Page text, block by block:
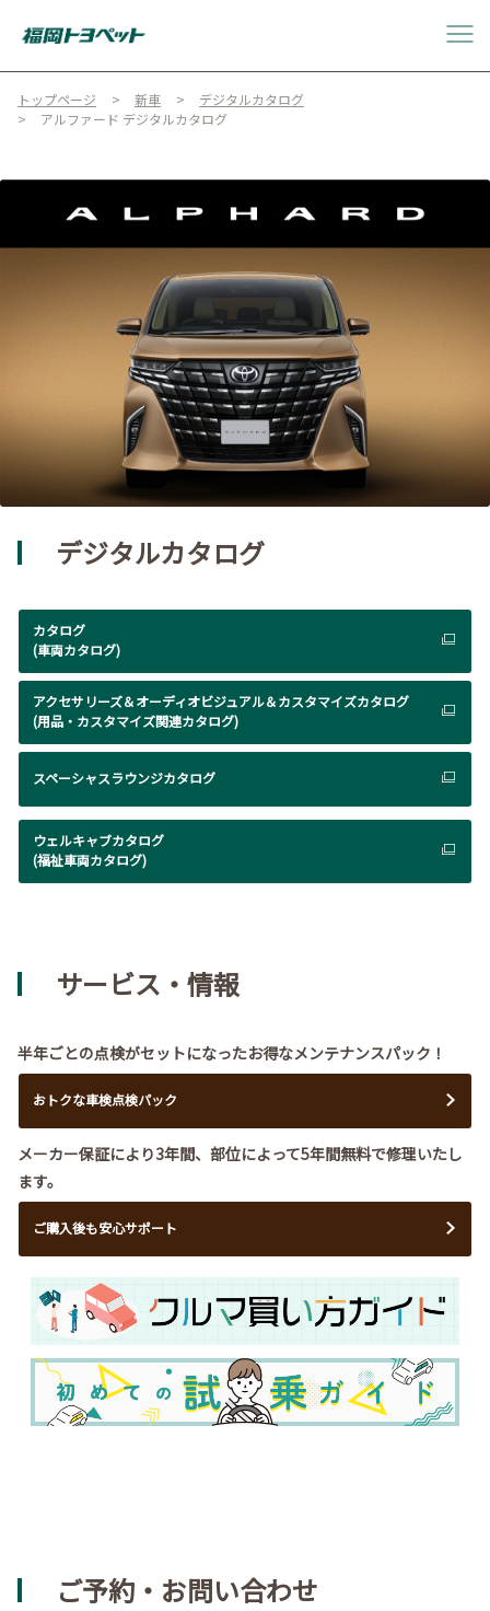
トップページ 新車
デジタルカタログ
アルファード デジタルカタログ
デジタルカタログ
カタログ
(車両カタログ)
アクセサリーズ＆オーディオビジュアル＆カスタマイズカタログ
(用品・カスタマイズ関連カタログ)
スペーシャスラウンジカタログ
ウェルキャブカタログ
(福祉車両カタログ)
サービス・情報
半年ごとの点検がセットになったお得なメンテナンスパック！
おトクな車検点検パック
メーカー保証により3年間、部位によって5年間無料で修理いたし
ます。
ご購入後も安心サポート
ご予約・お問い合わせ